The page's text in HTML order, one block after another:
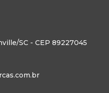
SC - CEP 89227045